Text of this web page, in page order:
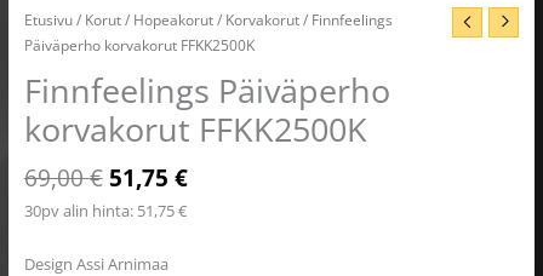
Etusivu/ Korut/ Hopeakorut/ Korvakorut/ Finnfeelings
Päiväperho korvakorut FFKK2500K
Finnfeelings Päiväperho
korvakorut FFKK2500K
69,00€ 51,75 €
30pv alin hinta: 51,75€
Design Assi Arnimaa